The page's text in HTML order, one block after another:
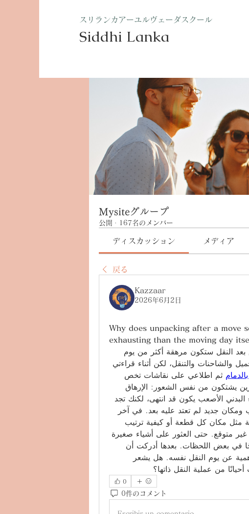
​スリランカアーユルヴェーダスクール
Siddhi Lanka​
Mysiteグループ
公開 · 167名のメンバー
ディスカッション メディア
戻る
Kazzaar
2026年6月2日
Why does unpacking after a move
exhausting than the moving day
ثم اطلاعي على نقاشات تخص
من عملية النقل ذاتها؟
0
0件のコメント